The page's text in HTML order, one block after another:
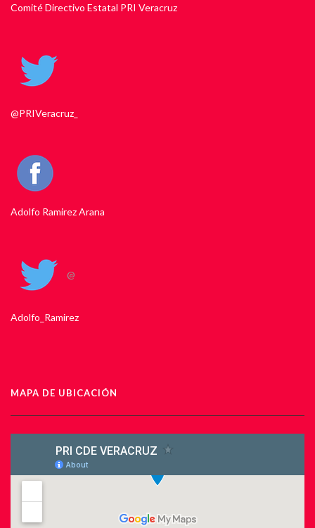
Comité Directivo Estatal PRI Veracruz
@PRIVeracruz_
Adolfo Ramirez Arana
@
Adolfo_Ramirez
MAPA DE UBICACIÓN